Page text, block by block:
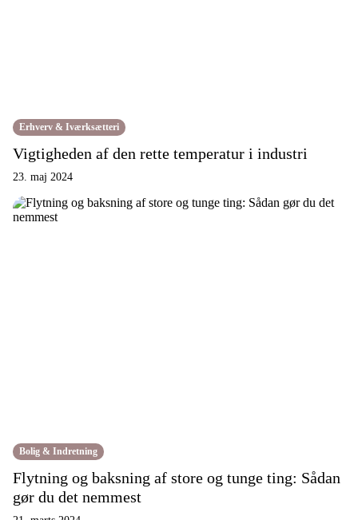
Erhverv & Iværksætteri
Vigtigheden af den rette temperatur i industri
23. maj 2024
Bolig & Indretning
Flytning og baksning af store og tunge ting: Sådan
gør du det nemmest